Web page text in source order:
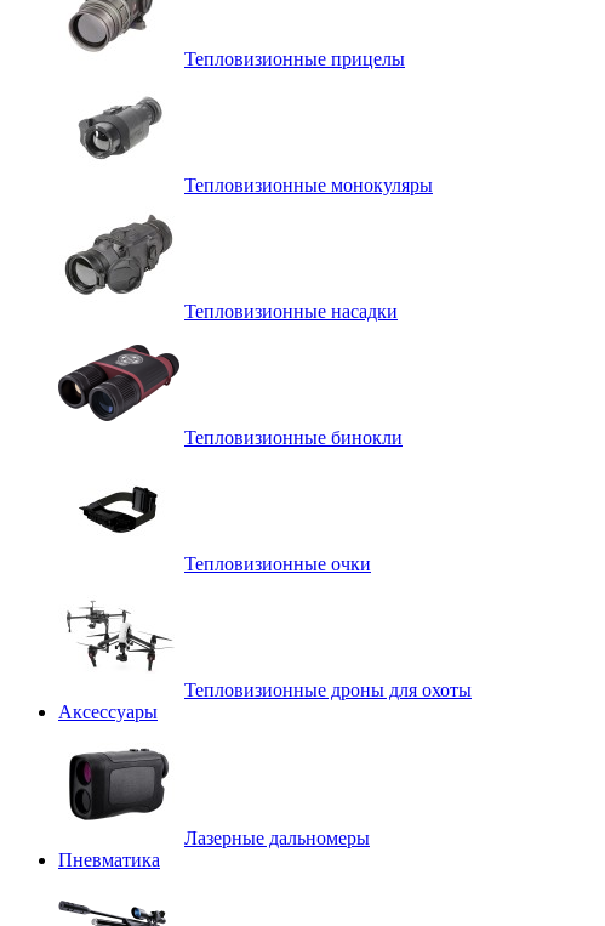
Тепловизионные прицелы
Тепловизионные монокуляры
Тепловизионные насадки
Тепловизионные бинокли
Тепловизионные очки
Тепловизионные дроны для охоты
Аксессуары
Лазерные дальномеры
Пневматика